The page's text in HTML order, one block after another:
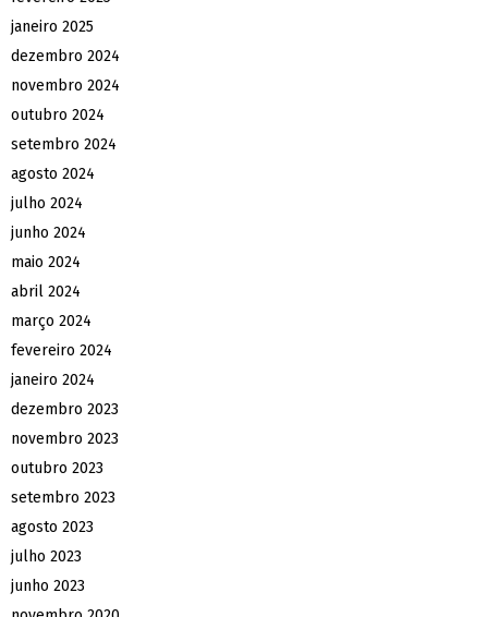
janeiro 2025
dezembro 2024
novembro 2024
outubro 2024
setembro 2024
agosto 2024
julho 2024
junho 2024
maio 2024
abril 2024
março 2024
fevereiro 2024
janeiro 2024
dezembro 2023
novembro 2023
outubro 2023
setembro 2023
agosto 2023
julho 2023
junho 2023